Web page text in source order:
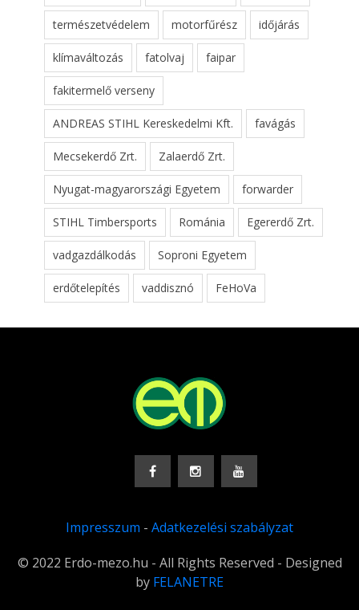
természetvédelem motorfűrész időjárás
klímaváltozás fatolvaj faipar
fakitermelő verseny
ANDREAS STIHL Kereskedelmi Kft. favágás
Mecsekerdő Zrt. Zalaerdő Zrt.
Nyugat-magyarországi Egyetem forwarder
STIHL Timbersports Románia Egererdő Zrt.
vadgazdálkodás Soproni Egyetem
erdőtelepítés vaddisznó FeHoVa
Impresszum - Adatkezelési szabályzat
© 2022 Erdo-mezo.hu - All Rights Reserved - Designed
by FELANETRE